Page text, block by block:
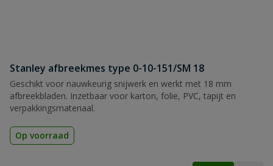
Beoordeling versturen
Stanley afbreekmes type 0-10-151/SM 18
Geschikt voor nauwkeurig snijwerk en werkt met 18 mm
afbreekbladen. Inzetbaar voor karton, folie, PVC, tapijt en
verpakkingsmateriaal.
Op voorraad